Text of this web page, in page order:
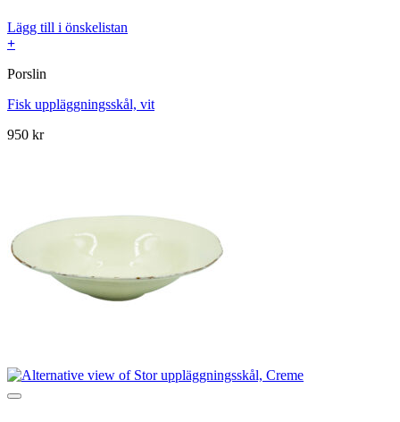
Lägg till i önskelistan
+
Porslin
Fisk uppläggningsskål, vit
950 kr